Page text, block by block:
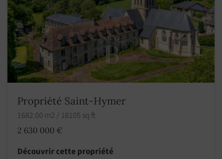
Propriété Saint-Hymer
1682.00 m2 / 18105 sq ft
2 630 000 €
Découvrir cette propriété